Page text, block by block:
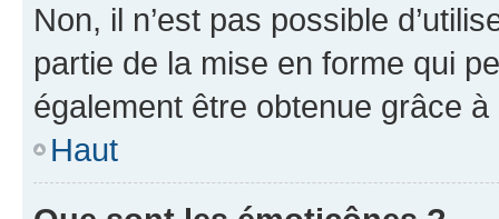
Non, il n’est pas possible
partie de la mise en forme qui
également être obtenue grâce à
Haut